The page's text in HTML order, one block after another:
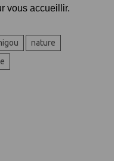
vous accueillir.
nature